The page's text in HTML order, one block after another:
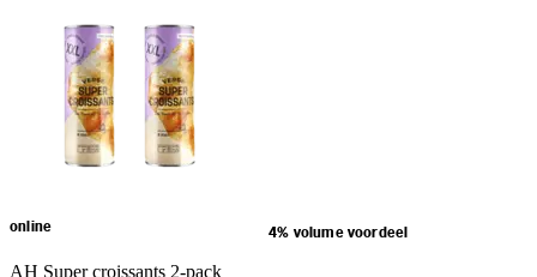
online 4% volume voordeel
AH Super croissants 2-pack